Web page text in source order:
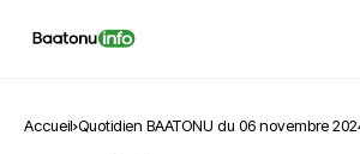
Accueil Quotidien BAATONU du 06 novembre